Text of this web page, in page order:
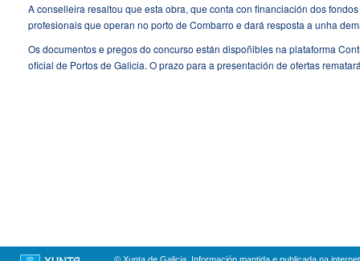
A conselleira resaltou que esta obra, que conta con financiación dos
profesionais que operan no porto de Combarro e dará resposta a unha
Os documentos e pregos do concurso están dispoñibles na plataforma
oficial de Portos de Galicia. O prazo para a presentación de ofertas